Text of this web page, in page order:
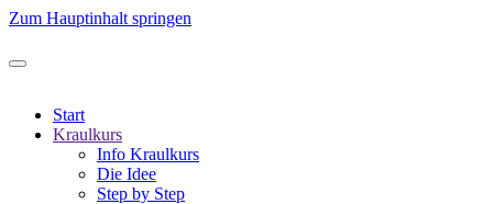
Zum Hauptinhalt springen
Start
Kraulkurs
Info Kraulkurs
Die Idee
Step by Step